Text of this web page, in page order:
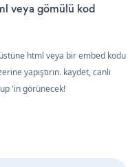
veya gömülü kod
html veya bir embed kodu
yapıştırın. kaydet, canlı
'in görünecek!